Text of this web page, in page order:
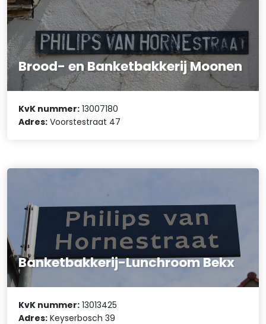
Brood- en Banketbakkerij Moonen
KvK nummer: 13007180
Adres: Voorstestraat 47
Banketbakkerij-Lunchroom Bekx
KvK nummer: 13013425
Adres: Keyserbosch 39